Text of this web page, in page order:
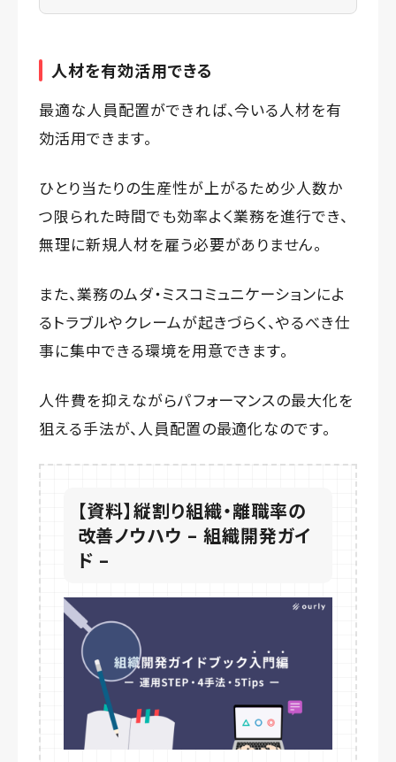
人材を有効活用できる
最適な人員配置ができれば、今いる人材を有
効活用できます。
ひとり当たりの生産性が上がるため少人数か
つ限られた時間でも効率よく業務を進行でき、
無理に新規人材を雇う必要がありません。
また、業務のムダ・ミスコミュニケーションによ
るトラブルやクレームが起きづらく、やるべき仕
事に集中できる環境を用意できます。
人件費を抑えながらパフォーマンスの最大化を
狙える手法が、人員配置の最適化なのです。
【資料】縦割り組織・離職率の
改善ノウハウ – 組織開発ガイ
ド –